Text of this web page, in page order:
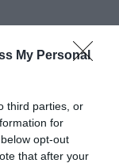
My Personal
third parties, or
for
opt-out
that after your